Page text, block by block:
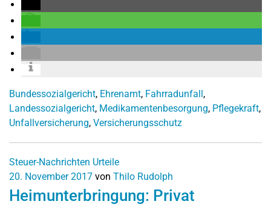
Bundessozialgericht, Ehrenamt, Fahrradunfall,
Landessozialgericht, Medikamentenbesorgung, Pflegekraft,
Unfallversicherung, Versicherungsschutz
Steuer-Nachrichten Urteile
20. November 2017 von Thilo Rudolph
Heimunterbringung: Privat